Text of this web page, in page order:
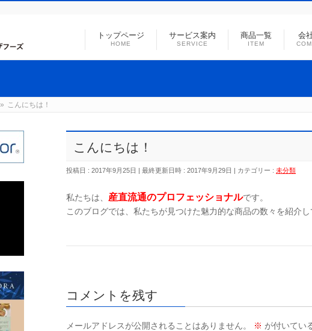
トップページ
HOME
サービス案内
SERVICE
商品一覧
ITEM
会
» こんにちは！
こんにちは！
投稿日 : 2017年9月25日 最終更新日時 : 2017年9月29日 カテゴリー : 未分類
私たちは、 産直流通のプロフェッショナルです。
このブログでは、私たちが見つけた魅力的な商品の数々を紹介
コメントを残す
メールアドレスが公開されることはありません。 ※ が付いてい